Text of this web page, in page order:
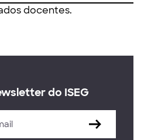
docentes.
do ISEG